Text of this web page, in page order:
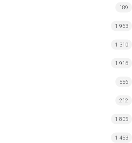
189
1 963
1 310
1 916
556
212
1 805
1 453